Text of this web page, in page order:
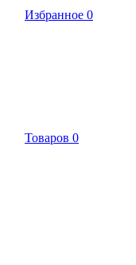
Избранное 0
Товаров 0